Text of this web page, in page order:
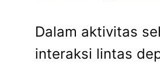
Dalam aktivitas
interaksi lintas